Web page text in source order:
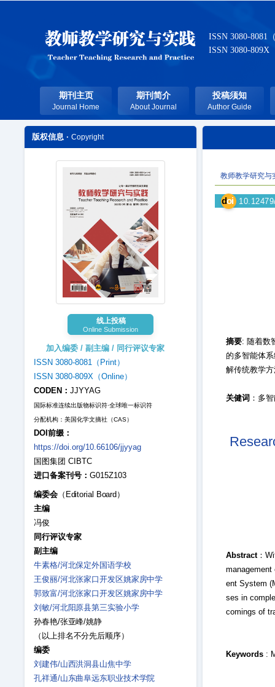
ISSN 3080-8081
ISSN 3080-809X
期刊主页
Journal Home
期刊简介
About Journal
投稿须知
Author Guide
版权信息 · Copyright
线上投稿
Online Submission
加入编委 / 副主编 / 同行评议专家
ISSN 3080-8081（Print）
ISSN 3080-809X（Online）
CODEN： JJYYAG
国际标准连续出版物标识符·全球唯一标识符
分配机构：美国化学文摘社（CAS）
DOI前缀：
https://doi.org/10.66106/jjyyag
国图集团 CIBTC
进口备案刊号： G015Z103
编委会（Editorial Board）
主编
冯俊
同行评议专家
副主编
牛素格/河北保定外国语学校
王俊丽/河北张家口开发区姚家房中学
郭致富/河北张家口开发区姚家房中学
刘敏/河北阳原县第三实验小学
孙春艳/张亚峰/姚静
（以上排名不分先后顺序）
编委
刘建伟/山西洪洞县山焦中学
孔祥通/山东曲阜远东职业技术学院
教师教学研究与
doi
摘要: 随着数
的多智能体
解传统教学
关健词 ：多
Abstract：
ent System
ses in
comings of
Keywords: